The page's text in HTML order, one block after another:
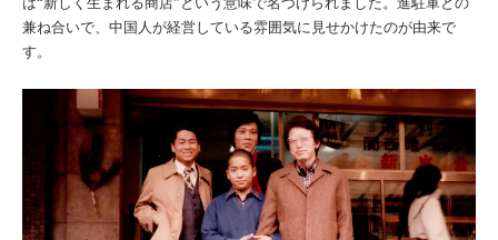
兼ね合いで、中国人が経営している雰囲気に見せかけたのが由来で
す。